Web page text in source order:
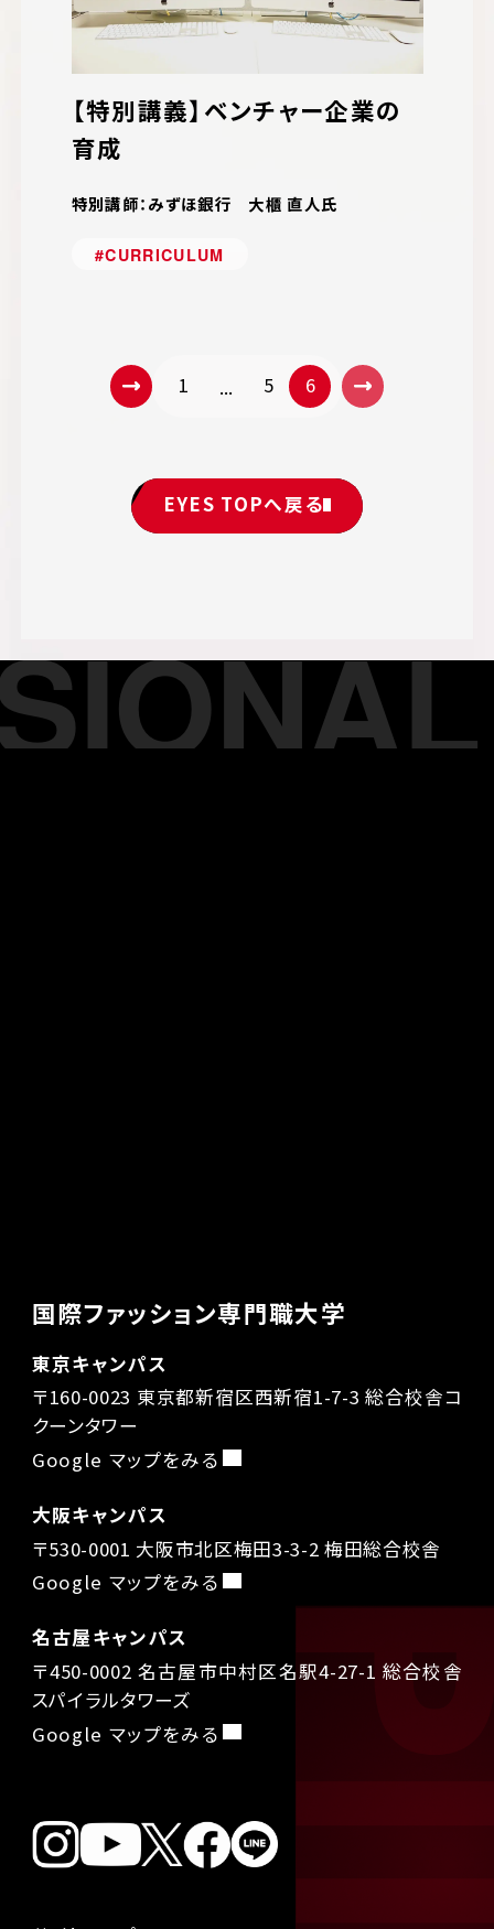
【特別講義】ベンチャー企業の
育成
特別講師：みずほ銀行 大櫃 直人氏
#CURRICULUM
1 ... 5 6
EYES TOPへ戻る
国際ファッション専門職大学
東京キャンパス
〒160-0023 東京都新宿区西新宿1-7-3 総合校舎コ
クーンタワー
Google マップをみる
大阪キャンパス
〒530-0001 大阪市北区梅田3-3-2 梅田総合校舎
Google マップをみる
名古屋キャンパス
〒450-0002 名古屋市中村区名駅4-27-1 総合校舎
スパイラルタワーズ
Google マップをみる